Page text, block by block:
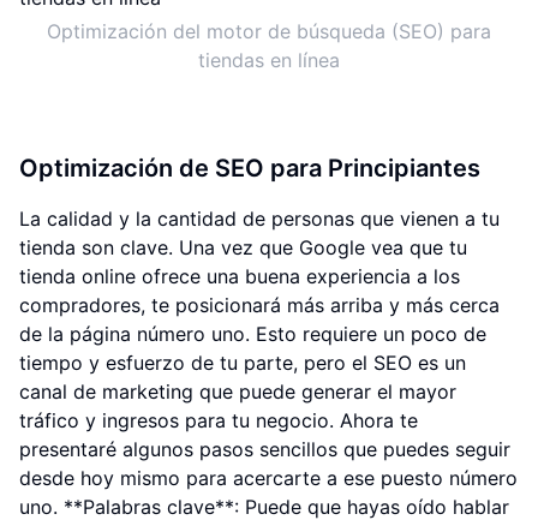
Optimización del motor de búsqueda (SEO) para
tiendas en línea
Optimización de SEO para Principiantes
La calidad y la cantidad de personas que vienen a tu
tienda son clave. Una vez que Google vea que tu
tienda online ofrece una buena experiencia a los
compradores, te posicionará más arriba y más cerca
de la página número uno. Esto requiere un poco de
tiempo y esfuerzo de tu parte, pero el SEO es un
canal de marketing que puede generar el mayor
tráfico y ingresos para tu negocio. Ahora te
presentaré algunos pasos sencillos que puedes seguir
desde hoy mismo para acercarte a ese puesto número
uno. **Palabras clave**: Puede que hayas oído hablar